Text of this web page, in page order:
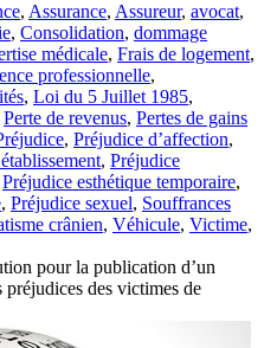
, Assurance, Assureur, avocat,
, Consolidation, dommage
médicale, Frais de logement,
professionnelle,
, Loi du 5 Juillet 1985,
Perte de revenus, Pertes de gains
, Préjudice d’affection,
, Préjudice
Préjudice esthétique temporaire,
, Préjudice sexuel, Souffrances
crânien, Véhicule, Victime,
pour la publication d’un
des victimes de